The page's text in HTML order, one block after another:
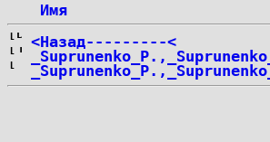
Имя
<Назад---------<